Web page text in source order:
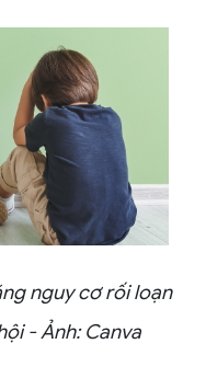
nguy cơ rối loạn
- Ảnh: Canva